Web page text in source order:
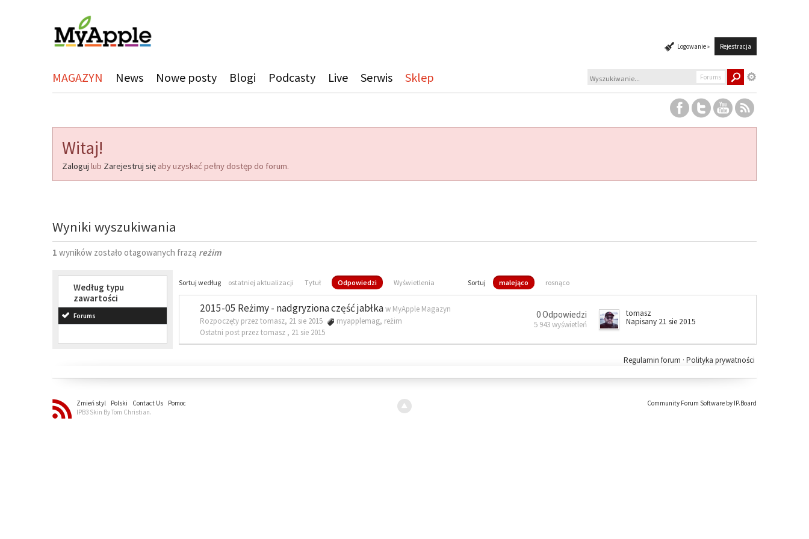
Logowanie » Rejestracja
MAGAZYN News Nowe posty Blogi Podcasty Live Serwis Sklep Forums
Witaj!
Zaloguj lub Zarejestruj się aby uzyskać pełny dostęp do forum.
Wyniki wyszukiwania
1 wyników zostało otagowanych frazą reżim
Według typu
zawartości
Forums
Sortuj według ostatniej aktualizacji Tytuł Odpowiedzi Wyświetlenia Sortuj malejąco rosnąco
2015-05 Reżimy - nadgryziona część jabłkaw MyApple Magazyn
Rozpoczęty przez tomasz, 21 sie 2015
myapplemag, reżim
Ostatni post przez tomasz , 21 sie 2015
0 Odpowiedzi
5 943 wyświetleń
tomasz
Napisany 21 sie 2015
Polityka prywatności
Regulamin forum ·
Zmień styl Polski Contact Us
Pomoc
IPB3 Skin By Tom Christian.
Community Forum Software by IP.Board